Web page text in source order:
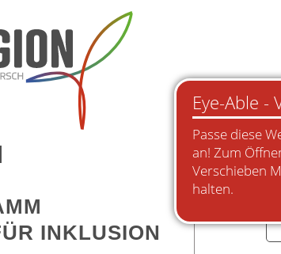
INKLUSION